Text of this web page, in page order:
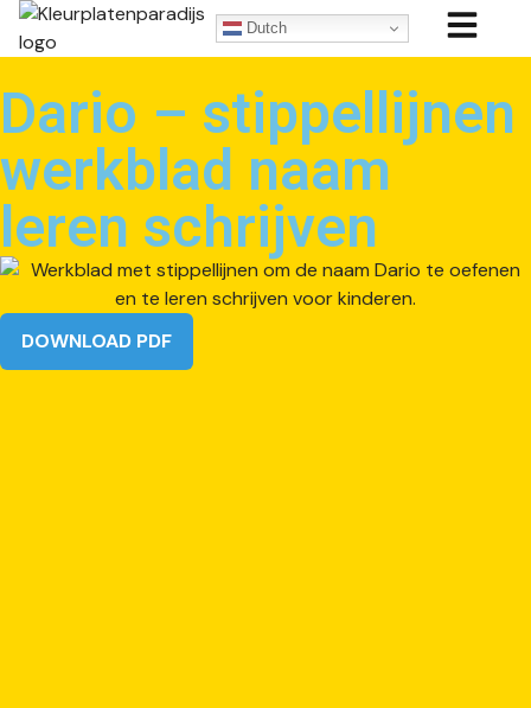
Dutch
Dario – stippellijnen
werkblad naam
leren schrijven
DOWNLOAD PDF